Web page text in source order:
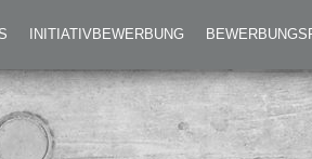
INITIATIVBEWERBUNG
CAMILLO SITTE